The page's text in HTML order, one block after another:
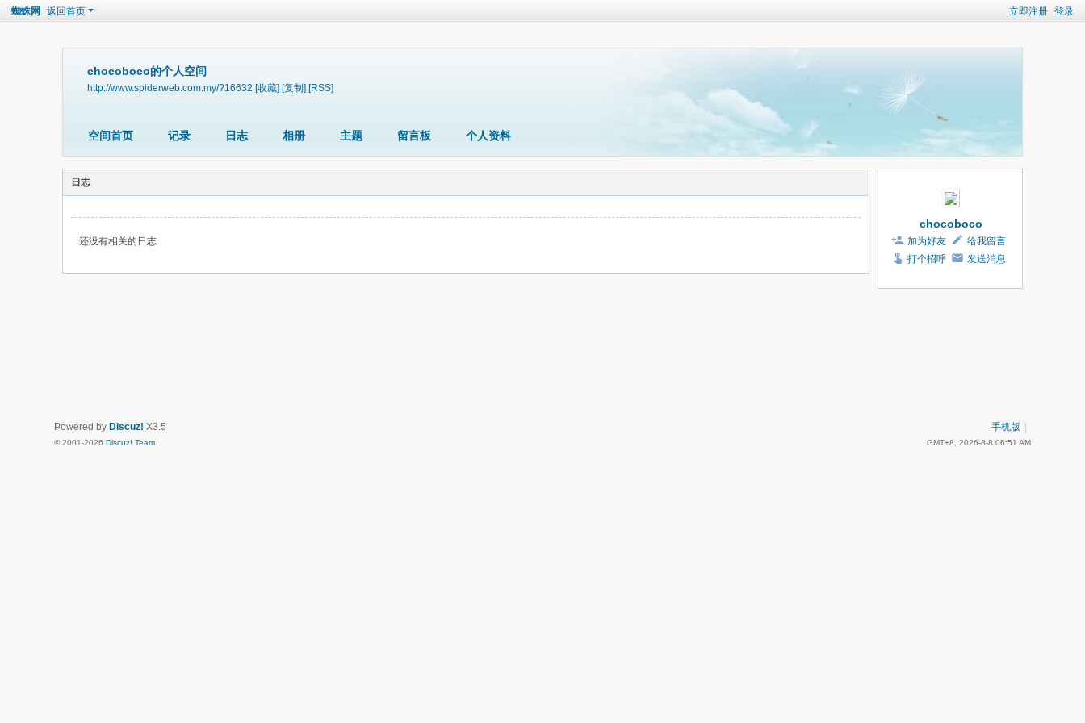
立即注册 登录
蜘蛛网 返回首页
chocoboco的个人空间
http://www.spiderweb.com.my/?16632 [收藏] [复制] [RSS]
空间首页 记录 日志 相册 主题 留言板 个人资料
日志
还没有相关的日志
chocoboco
加为好友
给我留言
打个招呼
发送消息
手机版
GMT+8, 2026-8-8 06:51 AM
Powered by Discuz! X3.5
© 2001-2026 Discuz! Team